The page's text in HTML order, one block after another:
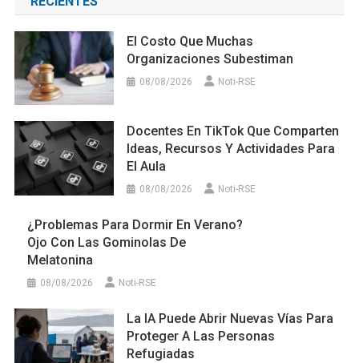
El Costo Que Muchas
Organizaciones Subestiman
08/08/2026 Noti-RSE
Docentes En TikTok Que Comparten
Ideas, Recursos Y Actividades Para
El Aula
08/08/2026 Noti-RSE
¿Problemas Para Dormir En Verano?
Ojo Con Las Gominolas De
Melatonina
08/08/2026 Noti-RSE
La IA Puede Abrir Nuevas Vías Para
Proteger A Las Personas
Refugiadas